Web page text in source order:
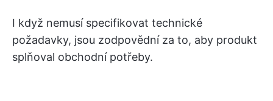
I když nemusí specifikovat technické
požadavky, jsou zodpovědní za to, aby produkt
splňoval obchodní potřeby.